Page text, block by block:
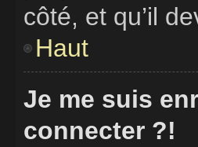
côté, et qu’il
Haut
Je me suis
connecter ?!